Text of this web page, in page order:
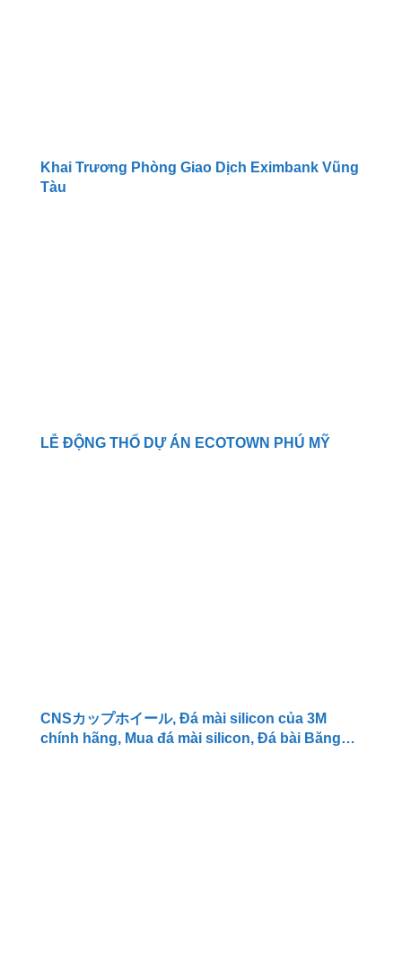
Khai Trương Phòng Giao Dịch Eximbank Vũng
Tàu
LỄ ĐỘNG THỔ DỰ ÁN ECOTOWN PHÚ MỸ
CNSカップホイール, Đá mài silicon của 3M
chính hãng, Mua đá mài silicon, Đá bài Băng